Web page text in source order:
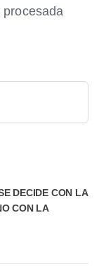
DECIDE CON LA
CON LA